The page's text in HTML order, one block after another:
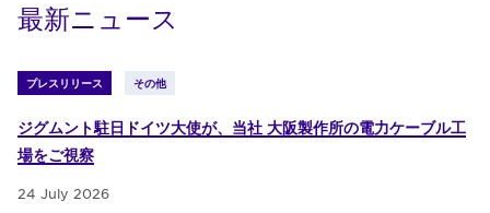
最新ニュース
プレスリリース その他
ジグムント駐日ドイツ大使が、当社 大阪製作所の電力ケーブル工
場をご視察
24 July 2026